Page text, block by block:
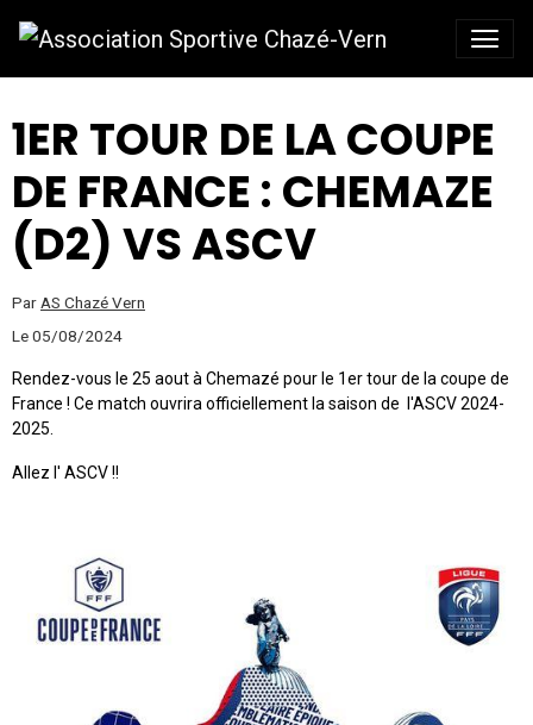
1ER TOUR DE LA COUPE
DE FRANCE : CHEMAZE
(D2) VS ASCV
ParAS Chazé Vern
Le 05/08/2024
Rendez-vous le 25 aout à Chemazé pour le 1er tour de la coupe de
France ! Ce match ouvrira officiellement la saison de l'ASCV 2024-
2025.
Allez l' ASCV !!